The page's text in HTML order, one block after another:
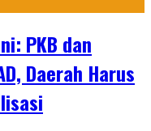
PKB dan
Daerah Harus